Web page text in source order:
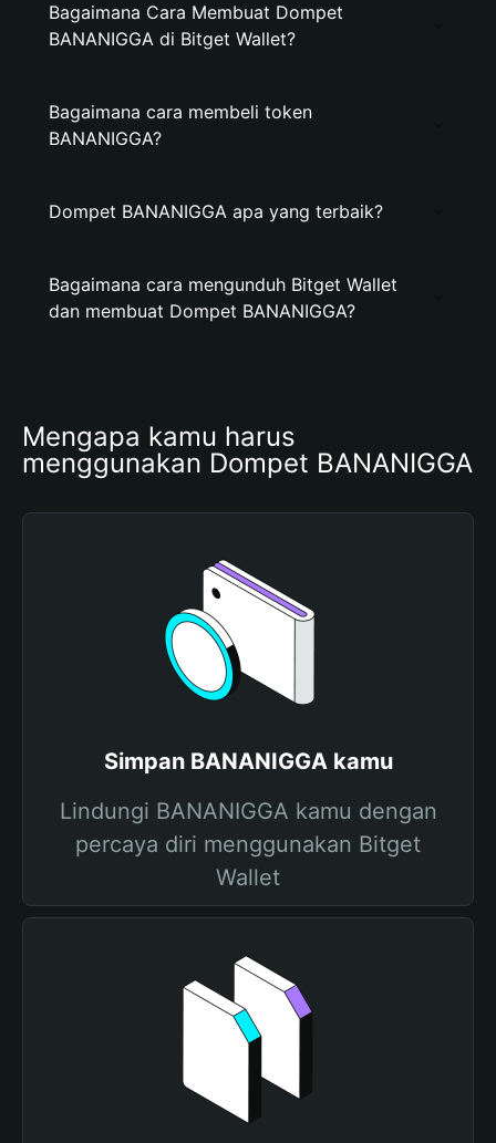
Bagaimana Cara Membuat Dompet
BANANIGGA di Bitget Wallet?
Bagaimana cara membeli token
BANANIGGA?
Dompet BANANIGGA apa yang terbaik?
Bagaimana cara mengunduh Bitget Wallet
dan membuat Dompet BANANIGGA?
Mengapa kamu harus
menggunakan Dompet BANANIGGA
Simpan BANANIGGA kamu
Lindungi BANANIGGA kamu dengan
percaya diri menggunakan Bitget
Wallet